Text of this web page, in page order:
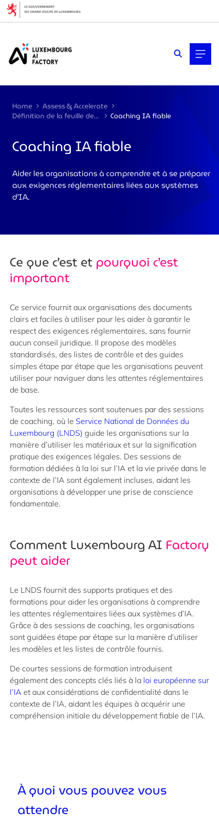
Home
Assess & Accelerate
Définition de la feuille de route
Coaching IA fiable
Coaching IA fiable
Aider les organisations à comprendre et à se préparer
aux exigences réglementaires liées aux systèmes
d’IA.
Ce que c’est et pourquoi c’est
important
Ce service fournit aux organisations des documents
clairs et faciles à utiliser pour les aider à garantir le
respect des exigences réglementaires, sans fournir
aucun conseil juridique. Il propose des modèles
standardisés, des listes de contrôle et des guides
simples étape par étape que les organisations peuvent
utiliser pour naviguer dans les attentes réglementaires
de base.
Toutes les ressources sont soutenues par des sessions
de coaching, où le Service National de Données du
Luxembourg (LNDS) guide les organisations sur la
manière d’utiliser les matériaux et sur la signification
pratique des exigences légales. Des sessions de
formation dédiées à la loi sur l’IA et la vie privée dans le
contexte de l’IA sont également incluses, aidant les
organisations à développer une prise de conscience
fondamentale.
Comment Luxembourg AI Factory
peut aider
Le LNDS fournit des supports pratiques et des
formations pour aider les organisations à comprendre
les attentes réglementaires liées aux systèmes d’IA.
Grâce à des sessions de coaching, les organisations
sont guidées étape par étape sur la manière d’utiliser
les modèles et les listes de contrôle fournis.
De courtes sessions de formation introduisent
également des concepts clés liés à la loi européenne sur
l’IA et aux considérations de confidentialité dans le
contexte de l’IA, aidant les équipes à acquérir une
compréhension initiale du développement fiable de l’IA.
À quoi vous pouvez vous
attendre
Cookies management panel